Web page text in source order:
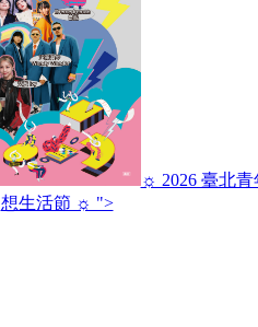
☼ 2026 臺北青
想生活節 ☼ ">